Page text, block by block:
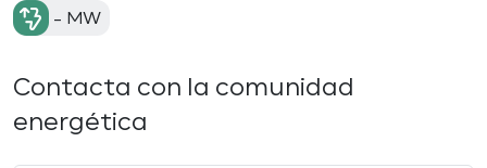
- MW
Contacta con la comunidad
energética